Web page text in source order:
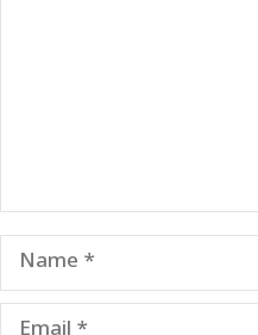
Name
Email